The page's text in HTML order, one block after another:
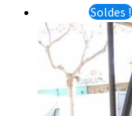
Soldes !